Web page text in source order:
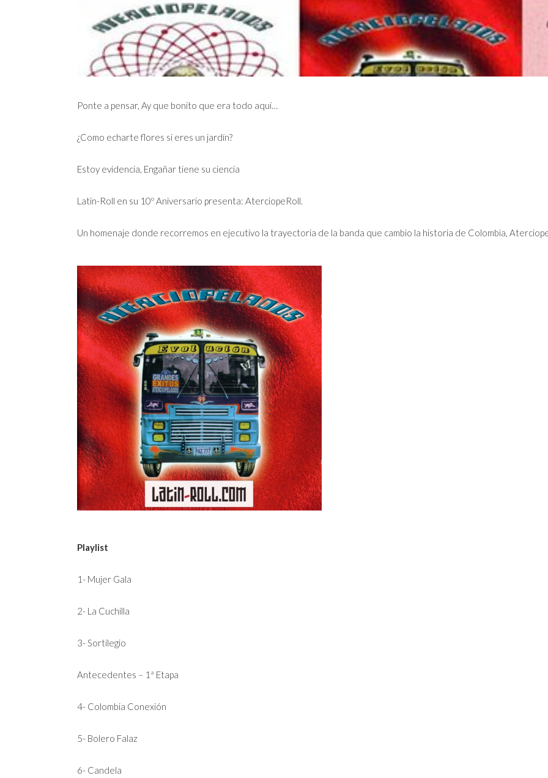
Ponte a pensar, Ay que bonito que era todo aquí…
¿Como echarte flores si eres un jardín?
Estoy evidencia, Engañar tiene su ciencia
Latin-Roll en su 10º Aniversario presenta: AterciopeRoll.
Un homenaje donde recorremos en ejecutivo la trayectoria de la banda que cambio la historia de Colombia,
Playlist
1- Mujer Gala
2- La Cuchilla
3- Sortilegio
Antecedentes – 1ª Etapa
4- Colombia Conexión
5- Bolero Falaz
6- Candela